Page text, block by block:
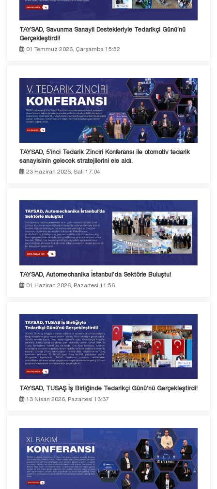
TAYSAD, Savunma Sanayii Destekleriyle Tedarikçi Günü’nü
Gerçekleştirdi!
01 Temmuz 2026, Çarşamba 15:52
TAYSAD, 5’inci Tedarik Zinciri Konferansı ile otomotiv tedarik
sanayisinin gelecek stratejilerini ele aldı.
23 Haziran 2026, Salı 17:04
TAYSAD, Automechanika İstanbul’da Sektörle Buluştu!
01 Haziran 2026, Pazartesi 11:56
TAYSAD, TUSAŞ İş Birliğinde Tedarikçi Günü’nü Gerçekleştirdi!
13 Nisan 2026, Pazartesi 13:37